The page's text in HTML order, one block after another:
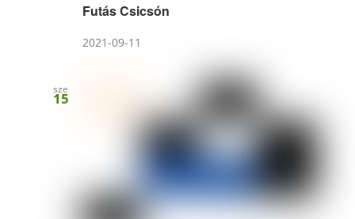
Futás Csicsón
2021-09-11
sze
15